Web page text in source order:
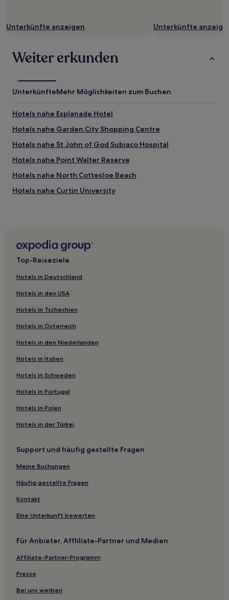
Unterkünfte anzeigen Unterkünfte
Weiter erkunden
UnterkünfteMehr Möglichkeiten zum Buchen
Hotels nahe Esplanade Hotel
Hotels nahe Garden City Shopping Centre
Hotels nahe St John of God Subiaco Hospital
Hotels nahe Point Walter Reserve
Hotels nahe North Cottesloe Beach
Hotels nahe Curtin University
Hotels nahe Bahnhof Subiaco Shenton Park
Hotels nahe Fremantle Oval
Coogee: Hotels
Hotels nahe London Court
Hotels nahe Medibank Stadium
Hotels nahe Western Australian Maritime Museum
Hotels nahe Perth Zoo
Hotels nahe RAC Arena
Applecross: Hotels
Swanbourne: Hotels
Mount Pleasant: Hotels
East Victoria Park: Hotels
Bicton: Hotels
Floreat: Hotels
Henderson: Hotels
Inglewood: Hotels
Hotels nahe Hyde Park
Hotels nahe Wellington Square
Hotels nahe Perth Convention and Exhibition Centre
Aparthotels in Mullaloo Beach
Gasthäuser in Palm Beach
Top-Reiseziele
Hotels in Deutschland
Hotels in den USA
Hotels in Tschechien
Hotels in Österreich
Hotels in den Niederlanden
Hotels in Italien
Hotels in Schweden
Hotels in Portugal
Hotels in Polen
Hotels in der Türkei
Support und häufig gestellte Fragen
Meine Buchungen
Häufig gestellte Fragen
Kontakt
Eine Unterkunft bewerten
Für Anbieter, Affliliate-Partner und Medien
Affiliate-Partner-Programm
Presse
Bei uns werben